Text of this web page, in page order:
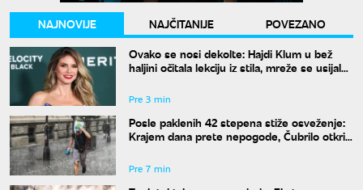
NAJNOVIJE NAJČITANIJE
POVEZANO
Ovako se nosi dekolte: Hajdi Klum u bež
haljini očitala lekciju iz stila, mreže se usijale
Pre 3 min
Posle paklenih 42 stepena stiže osveženje:
Krajem dana prete nepogode, Čubrilo otkrio
Pre 7 min